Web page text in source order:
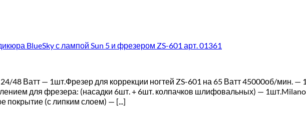
BlueSky с лампой Sun 5 и фрезером ZS-601 арт. 01361
48 Ватт — 1шт.Фрезер для коррекции ногтей ZS-601 на 65 Ватт 45000об/мин. —
для фрезера: (насадки 6шт. + 6шт. колпачков шлифовальных) —
покрытие (с липким слоем) — [...]